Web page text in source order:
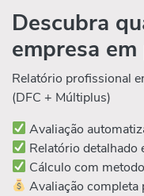
Descubra
empresa
Relatório profissional
(DFC + Múltiplus)
Avaliação
Relatório detalhado
Cálculo com
Avaliação completa